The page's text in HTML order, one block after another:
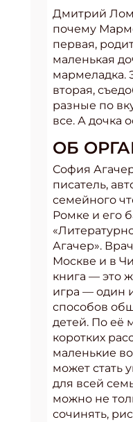
Дмитрий
почему
первая,
маленькая
мармеладка.
вторая,
разные по
все. А дочка
ОБ
София
писатель,
семейного
Ромке и его
Агачер».
Москве и в
книга — это
игра — один
способов
детей. По её
коротких
маленькие
может стать
для всей
можно не
сочинять,